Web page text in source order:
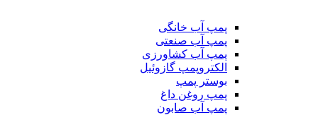
پمپ آب خانگی
پمپ آب صنعتی
پمپ آب کشاورزی
الکتروپمپ گازوئیل
بوستر پمپ
پمپ روغن داغ
پمپ آب صابون